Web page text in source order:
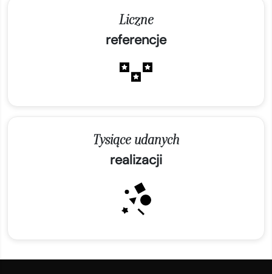
Liczne
referencje
Tysiące udanych
realizacji